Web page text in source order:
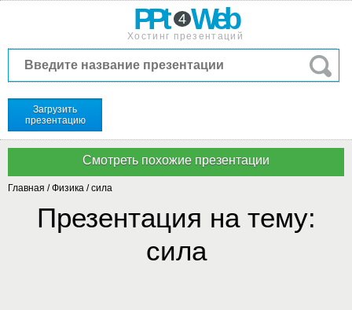
PPt 4 Web
Хостинг презентаций
Загрузить
презентацию
Главная /Физика /сила
Презентация на тему:
сила